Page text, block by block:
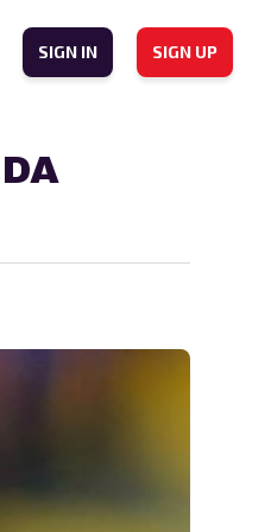
SIGN IN SIGN UP